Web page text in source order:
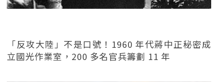
「反攻大陸」不是口號！1960 年代蔣中正秘密成
立國光作業室，200 多名官兵籌劃 11 年